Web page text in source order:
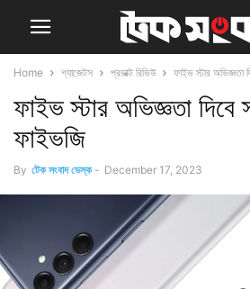
Home গ্যাজেটস প্রডাক্ট রিভিউ ফাইভ স্টার অভিজ্ঞতা
ফাইভ স্টার অভিজ্ঞতা দিবে
ফাইভজি
By টেক সংবাদ ডেস্ক - December 17, 2023